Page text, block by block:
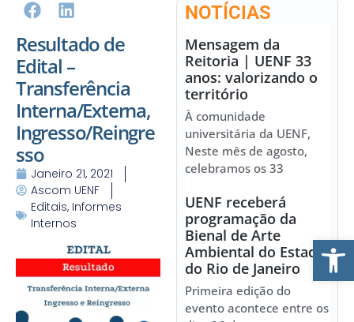
Resultado de
Edital –
Transferência
Interna/Externa,
Ingresso/Reingre
sso
Janeiro 21, 2021
Ascom UENF
Editais, Informes
Internos
NOTÍCIAS
Mensagem da
Reitoria | UENF 33
anos: valorizando o
território
À comunidade
universitária da UENF,
Neste mês de agosto,
celebramos os 33
UENF receberá
programação da
Bienal de Arte
Ambiental do Estado
do Rio de Janeiro
Primeira edição do
evento acontece entre os